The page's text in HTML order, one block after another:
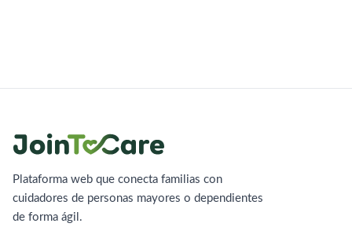
Plataforma web que conecta familias con
cuidadores de personas mayores o dependientes
de forma ágil.